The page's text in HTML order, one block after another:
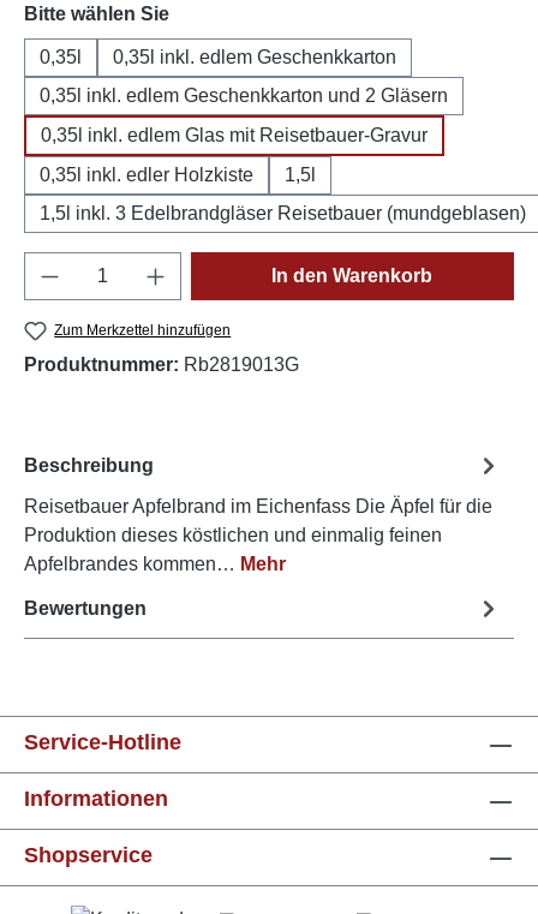
Bitte wählen Sieauswählen
0,35l
0,35l inkl. edlem Geschenkkarton
0,35l inkl. edlem Geschenkkarton und 2 Gläsern
0,35l inkl. edlem Glas mit Reisetbauer-Gravur
0,35l inkl. edler Holzkiste
1,5l
1,5l inkl. 3 Edelbrandgläser Reisetbauer (mundgeblasen)
Produkt Anzahl: Gib den gewünschten
In den Warenkorb
Zum Merkzettel hinzufügen
Produktnummer: Rb2819013G
Beschreibung
Reisetbauer Apfelbrand im Eichenfass Die Äpfel für die
Produktion dieses köstlichen und einmalig feinen
Apfelbrandes kommen… Mehr
Bewertungen
Service-Hotline
Informationen
Shopservice